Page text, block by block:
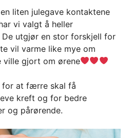
liten julegave kontaktene
vi valgt å heller
De utgjør en stor forskjell for
vil varme like mye om
ville gjort om ørene
for at færre skal få
kreft og for bedre
og pårørende.